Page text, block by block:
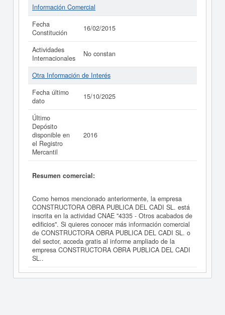
Información Comercial
Fecha
Constitución
16/02/2015
Actividades
Internacionales
No constan
Otra Información de Interés
Fecha último
dato
15/10/2025
Último
Depósito
disponible en
el Registro
Mercantil
2016
Resumen comercial:
Como hemos mencionado anteriormente, la empresa
CONSTRUCTORA OBRA PUBLICA DEL CADI SL. está
inscrita en la actividad CNAE "4335 - Otros acabados de
edificios". Si quieres conocer más información comercial
de CONSTRUCTORA OBRA PUBLICA DEL CADI SL. o
del sector, acceda gratis al informe ampliado de la
empresa CONSTRUCTORA OBRA PUBLICA DEL CADI
SL..